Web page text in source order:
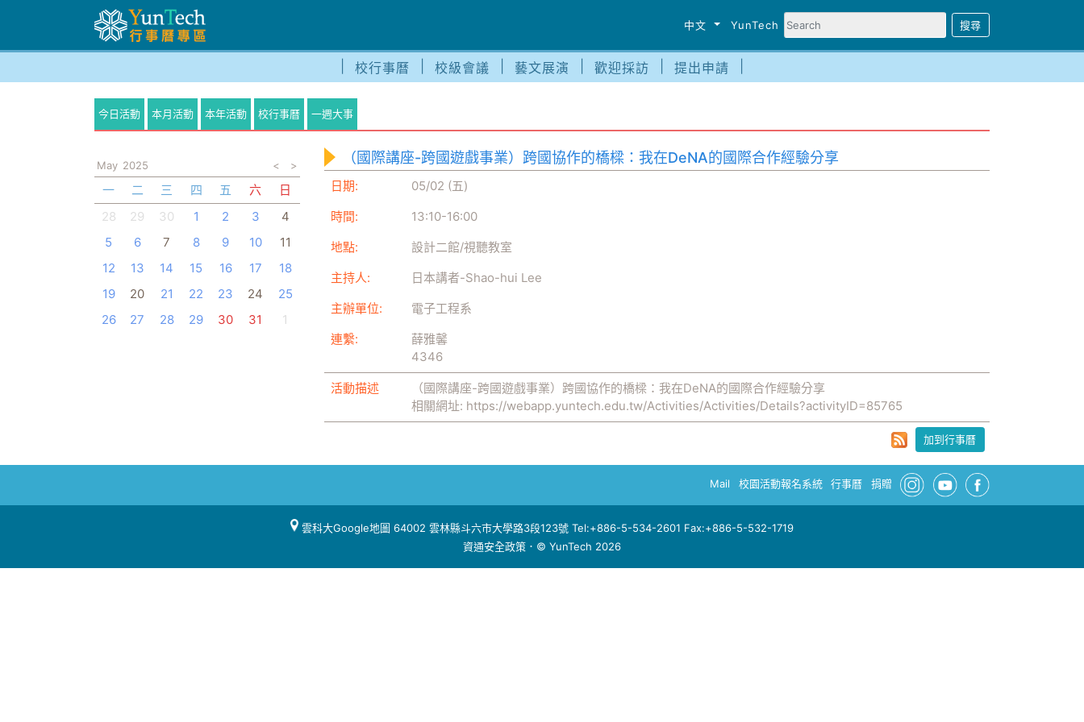
中文 YunTech
校行事曆 校級會議 藝文展演 歡迎採訪 提出申請
今日活動 本月活動 本年活動 校行事曆 一週大事
May 2025 < >
一 二 三 四 五 六
日
28
29 30 1 2 3
4
5
6 7 8 9 10
11
12
13 14 15 16 17
18
19
20 21 22 23 24
25
26
27 28 29 30 31 1
（國際講座-跨國遊戲事業）跨國協作的橋樑：我在DeNA的國際合作經驗分享
日期:
05/02 (五)
時間:
13:10-16:00
地點:
設計二館/視聽教室
主持人:
日本講者-Shao-hui Lee
主辦單位:
電子工程系
連繫:
薛雅馨
4346
活動描述
（國際講座-跨國遊戲事業）跨國協作的橋樑：我在DeNA的國際合作經驗分享
相關網址: https://webapp.yuntech.edu.tw/Activities/Activities/Details?activityID=85765
加到行事曆
Mail 校園活動報名系統 行事曆 捐贈
雲科大Google地圖 64002 雲林縣斗六市大學路3段123號 Tel:+886-5-534-2601 Fax:+886-5-532-1719
資通安全政策 ．© YunTech 2026